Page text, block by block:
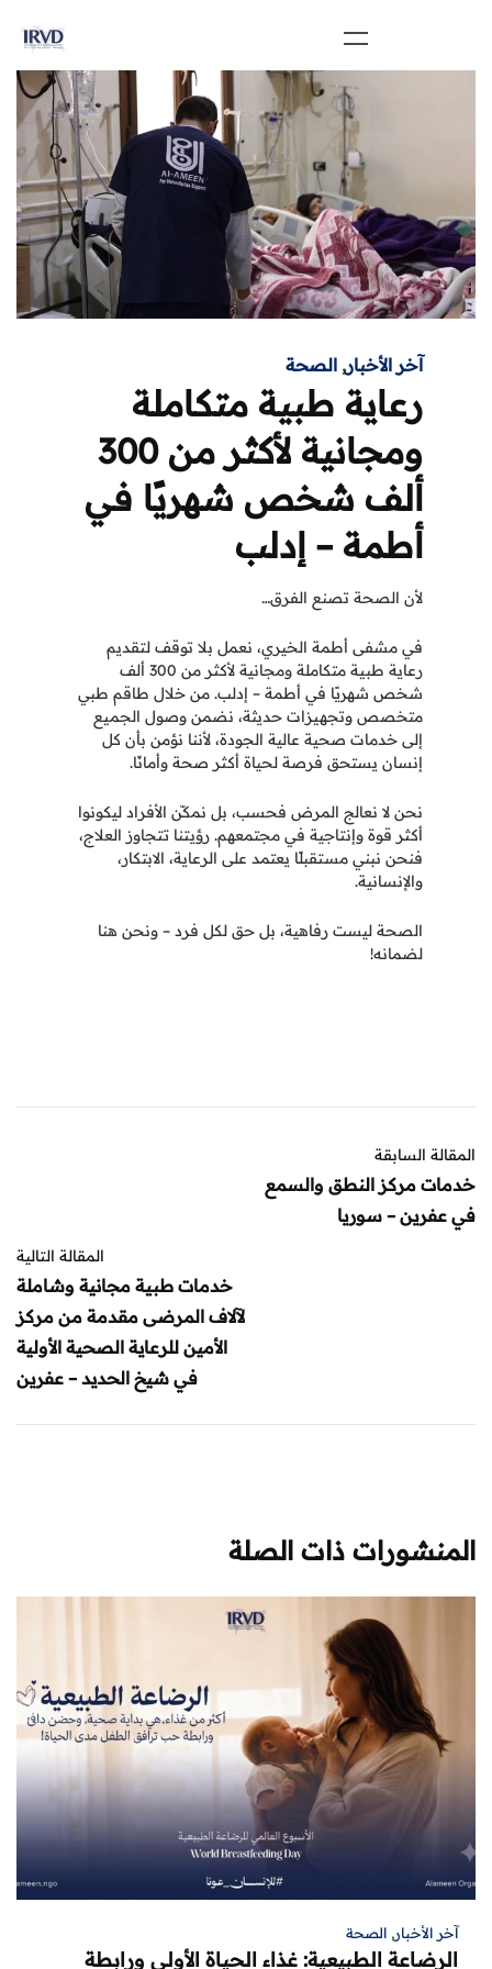
آخر الأخبار, الصحة
رعاية طبية متكاملة
ومجانية لأكثر من 300
ألف شخص شهريًا في
أطمة – إدلب
لأن الصحة تصنع الفرق…
في مشفى أطمة الخيري، نعمل بلا توقف لتقديم
رعاية طبية متكاملة ومجانية لأكثر من 300 ألف
شخص شهريًا في أطمة – إدلب. من خلال طاقم طبي
متخصص وتجهيزات حديثة، نضمن وصول الجميع
إلى خدمات صحية عالية الجودة، لأننا نؤمن بأن كل
إنسان يستحق فرصة لحياة أكثر صحة وأمانًا.
نحن لا نعالج المرض فحسب، بل نمكّن الأفراد ليكونوا
أكثر قوة وإنتاجية في مجتمعهم. رؤيتنا تتجاوز العلاج،
فنحن نبني مستقبلًا يعتمد على الرعاية، الابتكار،
والإنسانية.
الصحة ليست رفاهية، بل حق لكل فرد – ونحن هنا
لضمانه!
المقالة السابقة
خدمات مركز النطق والسمع
في عفرين – سوريا
المقالة التالية
خدمات طبية مجانية وشاملة
لآلاف المرضى مقدمة من مركز
الأمين للرعاية الصحية الأولية
في شيخ الحديد – عفرين
المنشورات ذات الصلة
آخر الأخبار, الصحة
الرضاعة الطبيعية: غذاء الحياة الأولى ورابطة